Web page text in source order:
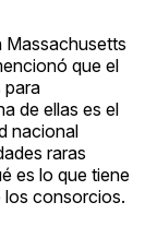
Massachusetts
que el
para
de ellas es el
nacional
raras
es lo que tiene
los consorcios.